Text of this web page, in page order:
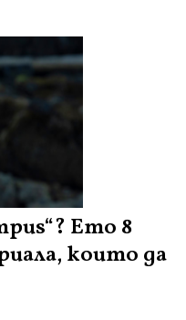
Ето 8
които да